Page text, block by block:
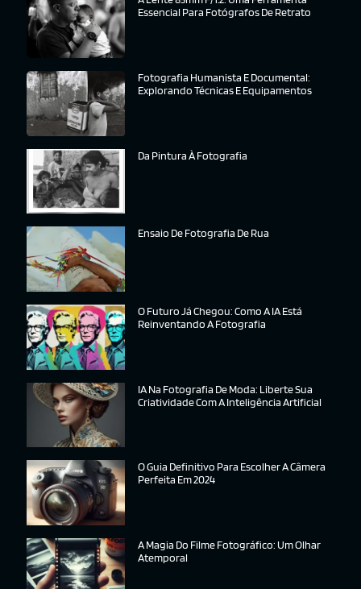
Essencial Para Fotógrafos De Retrato
Fotografia Humanista E Documental:
Explorando Técnicas E Equipamentos
Da Pintura À Fotografia
Ensaio De Fotografia De Rua
O Futuro Já Chegou: Como A IA Está
Reinventando A Fotografia
IA Na Fotografia De Moda: Liberte Sua
Criatividade Com A Inteligência Artificial
O Guia Definitivo Para Escolher A Câmera
Perfeita Em 2024
A Magia Do Filme Fotográfico: Um Olhar
Atemporal